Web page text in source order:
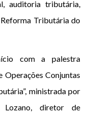
auditoria tributária,
Tributária do
com a palestra
Operações Conjuntas
ministrada por
Lozano, diretor de